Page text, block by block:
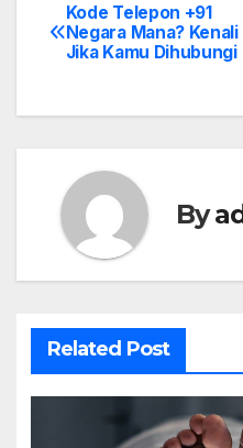
Post
navigation
Kode Telepon +91
Negara Mana? Kenali
Jika Kamu Dihubungi
By
Related Post